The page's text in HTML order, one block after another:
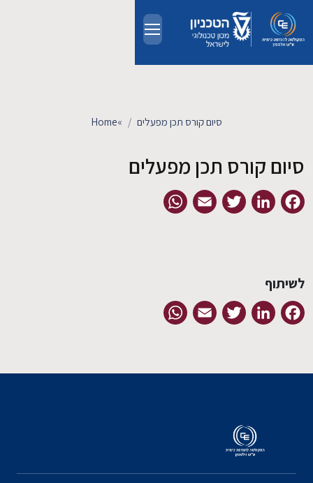
מחקר
צרו קשר
Home» סיום קורס תכן מפעלים
סיום קורס תכן מפעלים
Facebook
LinkedIn
Twitter
Email
לשיתוף
Facebook
LinkedIn
Twitter
Email